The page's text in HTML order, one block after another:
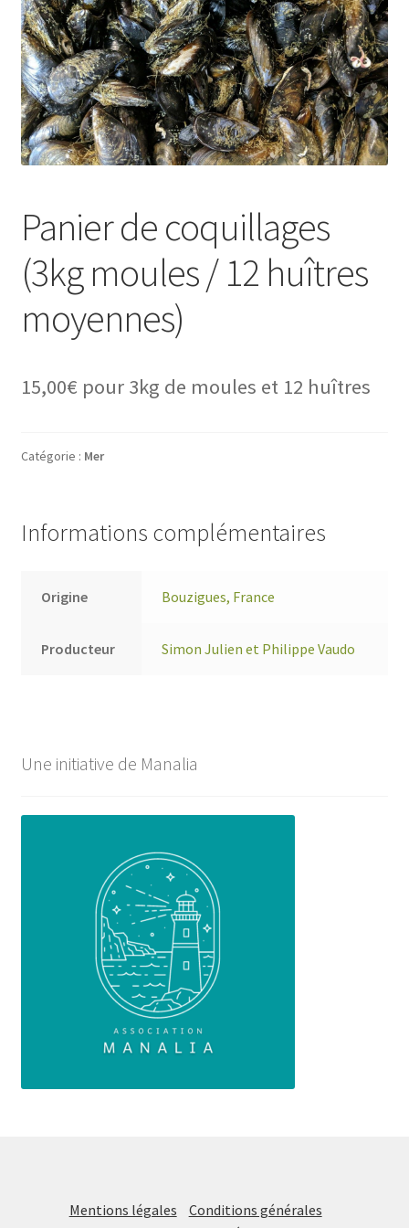
Panier de coquillages
(3kg moules / 12 huîtres
moyennes)
15,00€ pour 3kg de moules et 12 huîtres
Catégorie : Mer
Informations complémentaires
Origine Bouzigues, France
Producteur Simon Julien et Philippe Vaudo
Une initiative de Manalia
Mentions légales
Conditions générales